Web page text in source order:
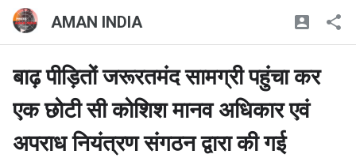
AMAN INDIA
बाढ़ पीड़ितों जरूरतमंद सामग्री पहुंचा कर
एक छोटी सी कोशिश मानव अधिकार एवं
अपराध नियंत्रण संगठन द्वारा की गई